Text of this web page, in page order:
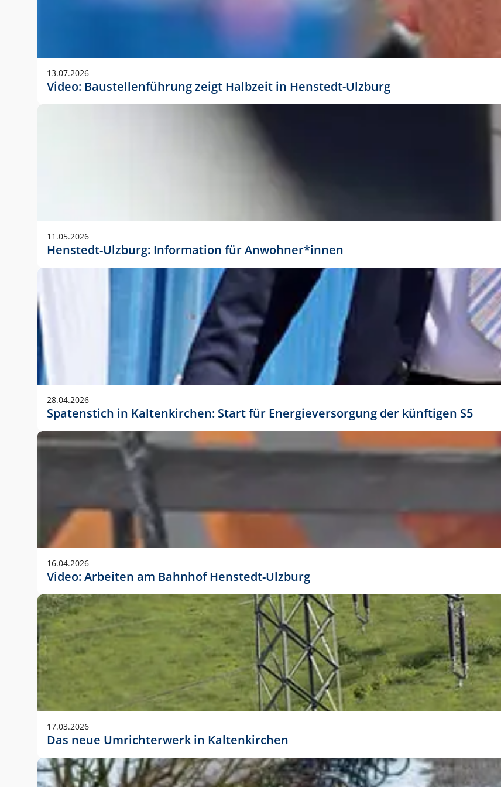
Anwendungsgröße im Layout:
Die Logohöhe beträgt 4 – 10 % der jeweiligen Formathöhe. Daraus ergeben sich für gängige Formate
folgende fest definierte Anwendungsgrößen im Layout:
DIN A3 – 15 mm hoch (5 %)
DIN A1 – 39 mm hoch (5 %)
DIN lang – 10 mm hoch (5 %)
1080 x 1080 px – 78 px hoch (7 %)
In Ausnahmefällen darf das Logo jedoch auch größer oder kleiner gesetzt werden. Dazu bedarf es jedoch
stets der vorherigen Absprache mit der Marketingabteilung.
13.07.2026
Video: Baustellenführung zeigt Halbzeit in Henstedt-Ulzburg
11.05.2026
Henstedt-Ulzburg: Information für Anwohner*innen
28.04.2026
Spatenstich in Kaltenkirchen: Start für Energieversorgung der künftigen S5
16.04.2026
Video: Arbeiten am Bahnhof Henstedt-Ulzburg
17.03.2026
Das neue Umrichterwerk in Kaltenkirchen